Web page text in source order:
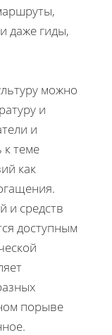
даже гиды,
можно
и
и
теме
как
и средств
доступным
порыве